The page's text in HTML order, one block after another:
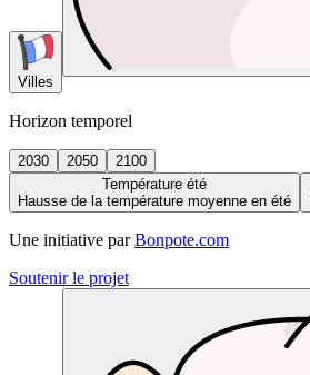
Villes
Horizon temporel
2030 2050
2100
Température été
Hausse de la température moyenne en été
Une initiative par Bonpote.com
Soutenir le projet